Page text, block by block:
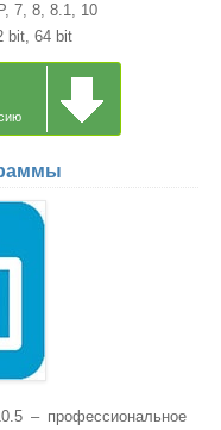
7, 8, 8.1, 10
bit, 64 bit
– профессиональное